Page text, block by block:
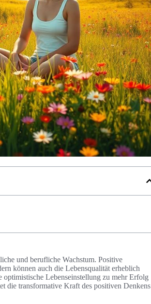
und berufliche Wachstum. Positive
können auch die Lebensqualität erheblich
optimistische Lebenseinstellung zu mehr Erfolg
die transformative Kraft des positiven Denkens